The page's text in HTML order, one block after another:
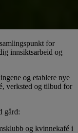
for
innsiktsarbeid og
og etablere nye
verksted og tilbud for
gård:
og kvinnekafé i